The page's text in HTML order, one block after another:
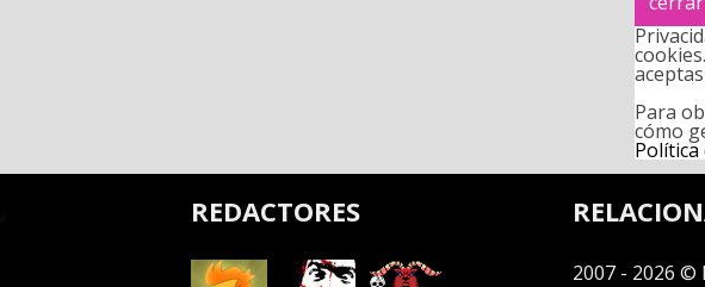
Para
cómo
Política
REDACTORES
2007 - 2026 ©